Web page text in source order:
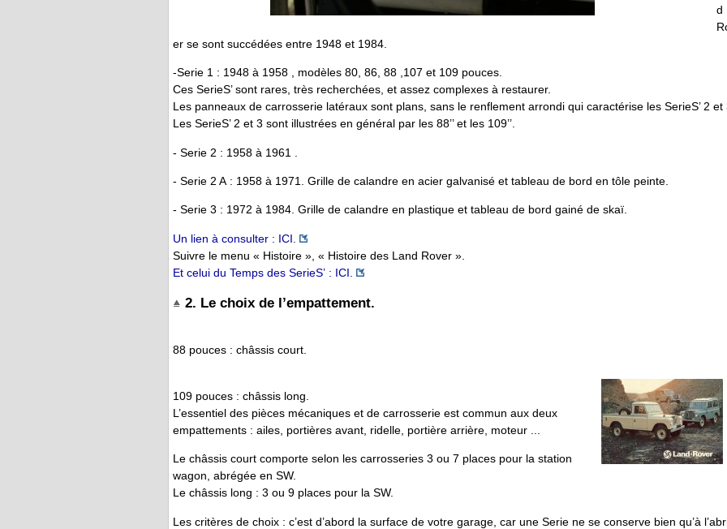
d
er se sont succédées entre 1948 et 1984.
-Serie 1 : 1948 à 1958 , modèles 80, 86, 88 ,107 et 109 pouces.
Ces SerieS’ sont rares, très recherchées, et assez complexes à restaurer.
Les panneaux de carrosserie latéraux sont plans, sans le renflement arrondi qui caractérise les SerieS’ 2 et
Les SerieS’ 2 et 3 sont illustrées en général par les 88’’ et les 109’’.
- Serie 2 : 1958 à 1961 .
- Serie 2 A : 1958 à 1971. Grille de calandre en acier galvanisé et tableau de bord en tôle peinte.
- Serie 3 : 1972 à 1984. Grille de calandre en plastique et tableau de bord gainé de skaï.
Un lien à consulter : ICI.
Suivre le menu « Histoire », « Histoire des Land Rover ».
Et celui du Temps des SerieS’ : ICI.
2. Le choix de l’empattement.
88 pouces : châssis court.
109 pouces : châssis long.
L’essentiel des pièces mécaniques et de carrosserie est commun aux deux
empattements : ailes, portières avant, ridelle, portière arrière, moteur ...
Le châssis court comporte selon les carrosseries 3 ou 7 places pour la station
wagon, abrégée en SW.
Le châssis long : 3 ou 9 places pour la SW.
Les critères de choix : c’est d’abord la surface de votre garage, car une Serie ne se conserve bien qu’à